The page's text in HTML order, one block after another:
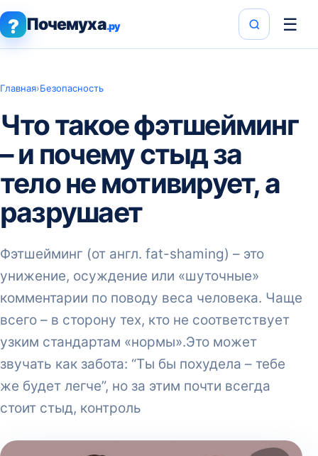
? Почемуха.ру ☰
Главная›Безопасность
Что такое фэтшейминг
– и почему стыд за
тело не мотивирует, а
разрушает
Фэтшейминг (от англ. fat-shaming) – это
унижение, осуждение или «шуточные»
комментарии по поводу веса человека. Чаще
всего – в сторону тех, кто не соответствует
узким стандартам «нормы».Это может
звучать как забота: “Ты бы похудела – тебе
же будет легче”, но за этим почти всегда
стоит стыд, контроль